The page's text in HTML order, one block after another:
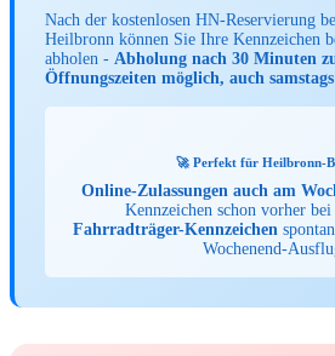
Nach der kostenlosen HN-Reservierung
Heilbronn können Sie Ihre Kennzeichen
abholen - Abholung nach 30 Minuten
Öffnungszeiten möglich, auch
🚀 Perfekt für Heilbronn-
Online-Zulassungen auch am
Kennzeichen schon vorher bei
Fahrradträger-Kennzeichen
Wochenend-